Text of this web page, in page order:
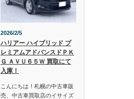
2026/2/5
ハリアー ハイブリッド プ
レミアムアドバンスドＰＫ
Ｇ ＡＶＵ６５Ｗ 買取にて
入庫！
こんにちは！札幌の中古車販
売、中古車買取店のイサイズ